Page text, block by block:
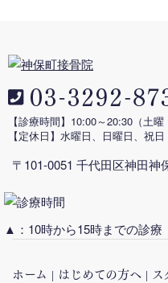
【診療時間】10:00～20:30 （土
【定休日】水曜日、日曜日、祝日
〒101-0051 千代田区神田神
▲：10時から15時までの診療
ホーム はじめての方へ ス